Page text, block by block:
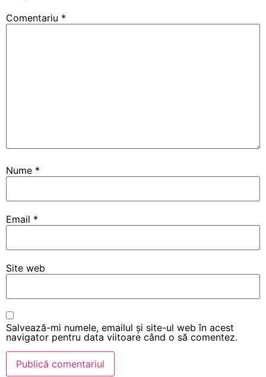
Comentariu *
Nume *
Email *
Site web
Salvează-mi numele, emailul și site-ul web în acest
navigator pentru data viitoare când o să comentez.